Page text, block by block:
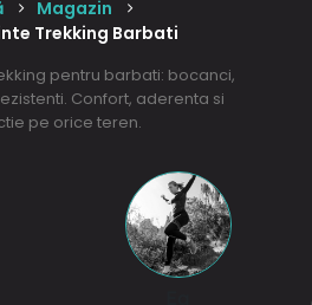
Magazin
Trekking Barbati
pentru barbati: bocanci,
Confort, aderenta si
pe orice teren.